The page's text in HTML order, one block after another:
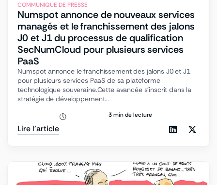
COMMUNIQUE DE PRESSE
Numspot annonce de nouveaux services
managés et le franchissement des jalons
J0 et J1 du processus de qualification
SecNumCloud pour plusieurs services
PaaS
Numspot annonce le franchissement des jalons J0 et J1
pour plusieurs services PaaS de sa plateforme
technologique souveraine.Cette avancée s’inscrit dans la
stratégie de développement...
3 min de lecture
Lire l'article